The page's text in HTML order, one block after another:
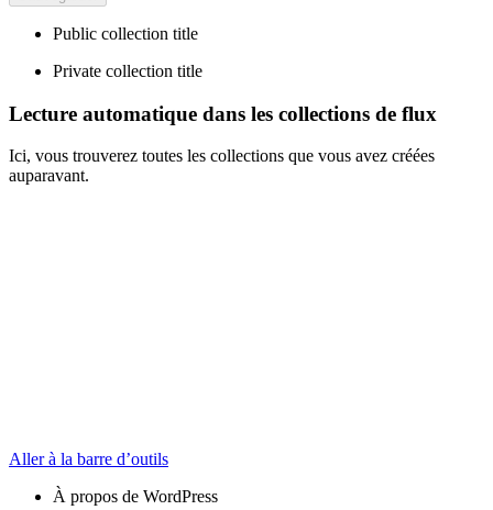
Public collection title
Private collection title
Lecture automatique dans les collections de flux
Ici, vous trouverez toutes les collections que vous avez créées
auparavant.
Aller à la barre d’outils
À propos de WordPress